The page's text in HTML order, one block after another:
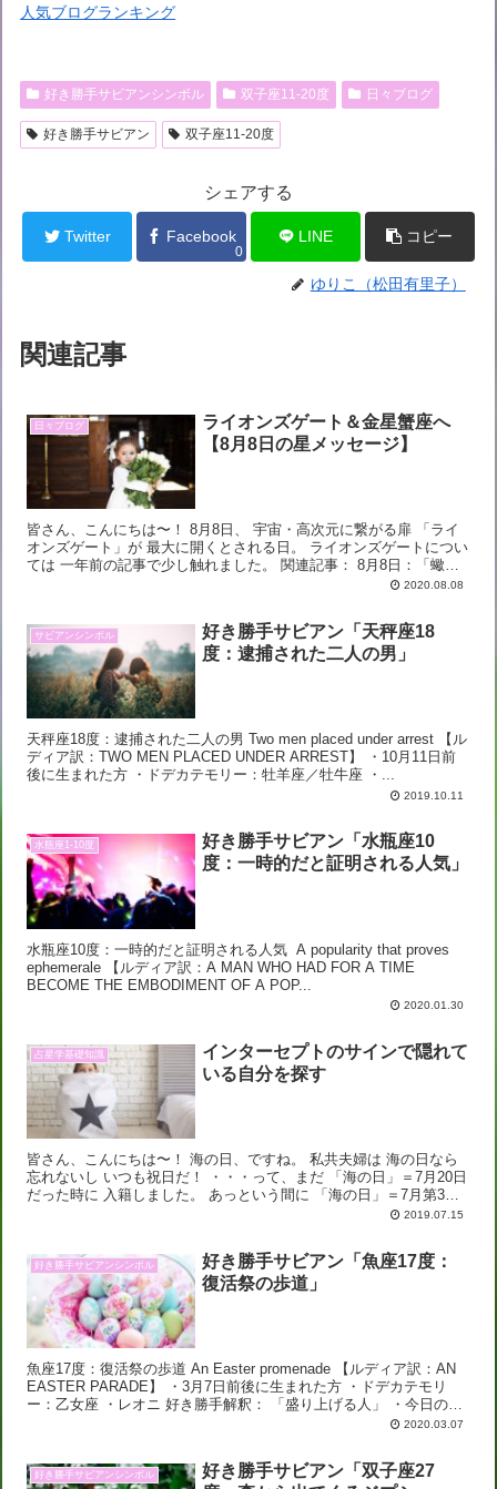
人気ブログランキング
好き勝手サビアンシンボル 双子座11-20度 日々ブログ
好き勝手サビアン 双子座11-20度
シェアする
Twitter Facebook
0
LINE コピー
ゆりこ（松田有里子）
関連記事
日々ブログ
ライオンズゲート＆金星蟹座へ
【8月8日の星メッセージ】
皆さん、こんにちは〜！ 8月8日、 宇宙・高次元に繋がる扉 「ライ
オンズゲート」が 最大に開くとされる日。 ライオンズゲートについ
ては 一年前の記事で少し触れました。 関連記事： 8月8日：「蠍座
2020.08.08
サビアンシンボル
好き勝手サビアン「天秤座18
度：逮捕された二人の男」
天秤座18度：逮捕された二人の男 Two men placed under arrest 【ル
ディア訳：TWO MEN PLACED UNDER ARREST​】 ・10月11日前
後に生まれた方 ・ドデカテモリー：牡羊座／牡牛座 ・...
2019.10.11
水瓶座1-10度
好き勝手サビアン「水瓶座10
度：一時的だと証明される人気」
水瓶座10度：一時的だと証明される人気 A popularity that proves
ephemerale 【ルディア訳：A MAN WHO HAD FOR A TIME
BECOME THE EMBODIMENT OF A POP...
2020.01.30
占星学基礎知識
インターセプトのサインで隠れて
いる自分を探す
皆さん、こんにちは〜！ 海の日、ですね。 私共夫婦は 海の日なら
忘れないし いつも祝日だ！ ・・・って、まだ 「海の日」＝7月20日
だった時に 入籍しました。 あっという間に 「海の日」＝7月第3月
2019.07.15
好き勝手サビアンシンボル
好き勝手サビアン「魚座17度：
復活祭の歩道」
魚座17度：復活祭の歩道 An Easter promenade 【ルディア訳：AN
EASTER PARADE】 ・3月7日前後に生まれた方 ・ドデカテモリ
ー：乙女座 ・レオニ 好き勝手解釈： 「盛り上げる人」 ・今日のサ
2020.03.07
好き勝手サビアンシンボル
好き勝手サビアン「双子座27